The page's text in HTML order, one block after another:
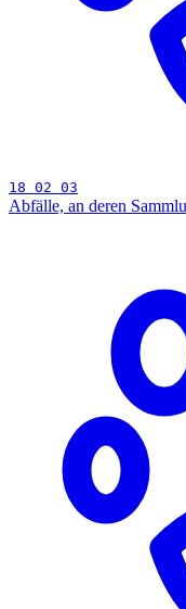
18 02 03
Abfälle, an deren